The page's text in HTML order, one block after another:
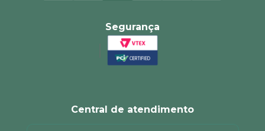
Segurança
Central de atendimento